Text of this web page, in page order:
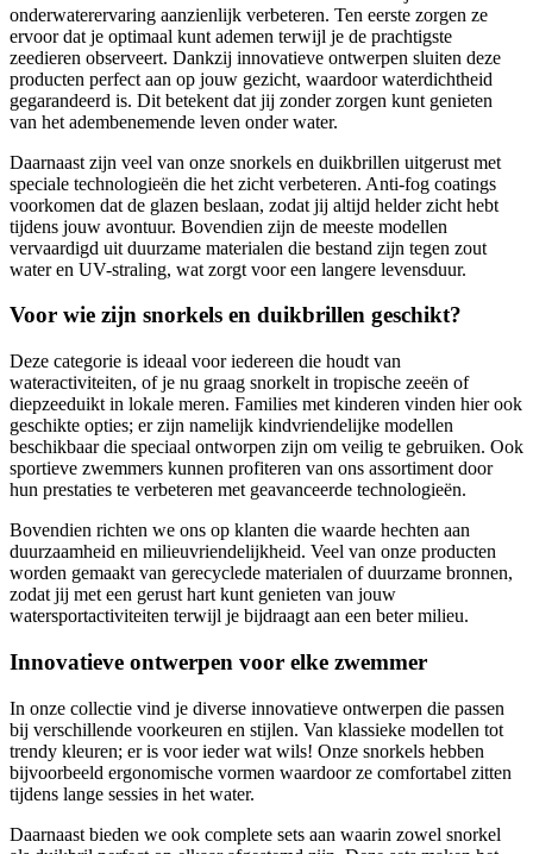
onderwaterervaring aanzienlijk verbeteren. Ten eerste zorgen ze
ervoor dat je optimaal kunt ademen terwijl je de prachtigste
zeedieren observeert. Dankzij innovatieve ontwerpen sluiten deze
producten perfect aan op jouw gezicht, waardoor waterdichtheid
gegarandeerd is. Dit betekent dat jij zonder zorgen kunt genieten
van het adembenemende leven onder water.
Daarnaast zijn veel van onze snorkels en duikbrillen uitgerust met
speciale technologieën die het zicht verbeteren. Anti-fog coatings
voorkomen dat de glazen beslaan, zodat jij altijd helder zicht hebt
tijdens jouw avontuur. Bovendien zijn de meeste modellen
vervaardigd uit duurzame materialen die bestand zijn tegen zout
water en UV-straling, wat zorgt voor een langere levensduur.
Voor wie zijn snorkels en duikbrillen geschikt?
Deze categorie is ideaal voor iedereen die houdt van
wateractiviteiten, of je nu graag snorkelt in tropische zeeën of
diepzeeduikt in lokale meren. Families met kinderen vinden hier ook
geschikte opties; er zijn namelijk kindvriendelijke modellen
beschikbaar die speciaal ontworpen zijn om veilig te gebruiken. Ook
sportieve zwemmers kunnen profiteren van ons assortiment door
hun prestaties te verbeteren met geavanceerde technologieën.
Bovendien richten we ons op klanten die waarde hechten aan
duurzaamheid en milieuvriendelijkheid. Veel van onze producten
worden gemaakt van gerecyclede materialen of duurzame bronnen,
zodat jij met een gerust hart kunt genieten van jouw
watersportactiviteiten terwijl je bijdraagt aan een beter milieu.
Innovatieve ontwerpen voor elke zwemmer
In onze collectie vind je diverse innovatieve ontwerpen die passen
bij verschillende voorkeuren en stijlen. Van klassieke modellen tot
trendy kleuren; er is voor ieder wat wils! Onze snorkels hebben
bijvoorbeeld ergonomische vormen waardoor ze comfortabel zitten
tijdens lange sessies in het water.
Daarnaast bieden we ook complete sets aan waarin zowel snorkel